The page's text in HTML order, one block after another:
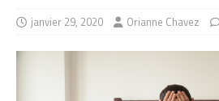
janvier 29, 2020 Orianne Chavez